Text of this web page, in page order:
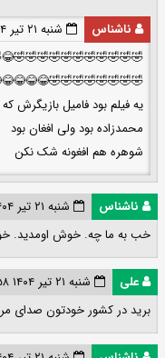
ناشناس
شنبه ۲۱ تیر ۱۴۰۴ ۲۳:۰۷:۳۱
یه فیلم بود فامیل بازیگرش که
محمدزاده بود ولی افغان بود
شوهره هم افغونه شک نکن
ناشناس
شنبه ۲۱ تیر ۱۴۰۴ ۱۸:۲۲:۵۸
خب به ما چه. خوش اومدید.
علی
شنبه ۲۱ تیر ۱۴۰۴ ۱۸:۲۴:۵۸
برید در کشور خودتون صدای